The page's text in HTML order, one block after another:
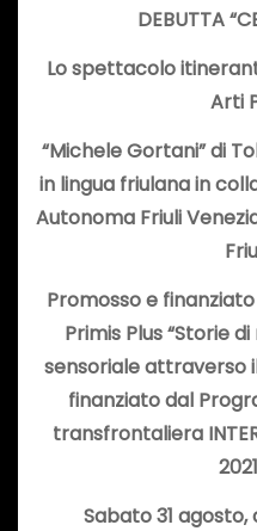
DEBUTTA
Lo spettacolo
Arti
“Michele Gortani” di
in lingua friulana in
Autonoma Friuli
Promosso e
Primis Plus “Storie
sensoriale attraverso
finanziato dal
transfrontaliera
Sabato 31 agosto,